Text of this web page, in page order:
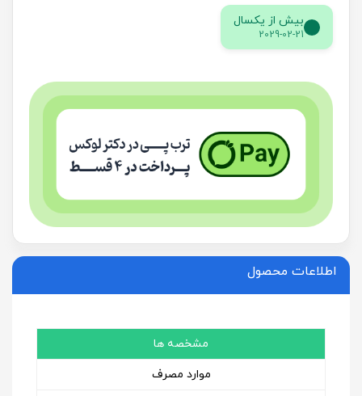
بیش از یکسال
2029-02-21
اطلاعات محصول
مشخصه ها
موارد مصرف